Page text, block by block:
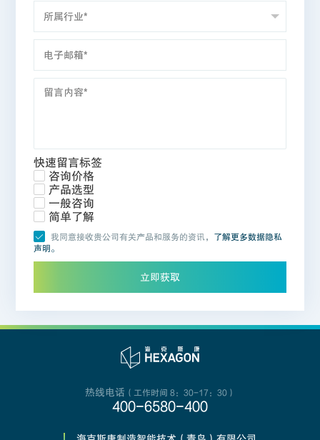
快速留言标签
咨询价格
产品选型
一般咨询
简单了解
我同意接收贵公司有关产品和服务的资讯， 了解更多数据隐私
声明。
立即获取
热线电话 （工作时间 8：30-17：30）
400-6580-400